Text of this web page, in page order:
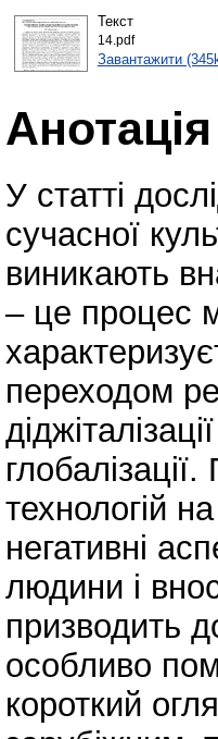
Текст
14.pdf
Завантажити
Анотація
У статті
сучасної
виникають
– це процес
переходом
технологій
негативні
людини і
призводить
особливо
короткий